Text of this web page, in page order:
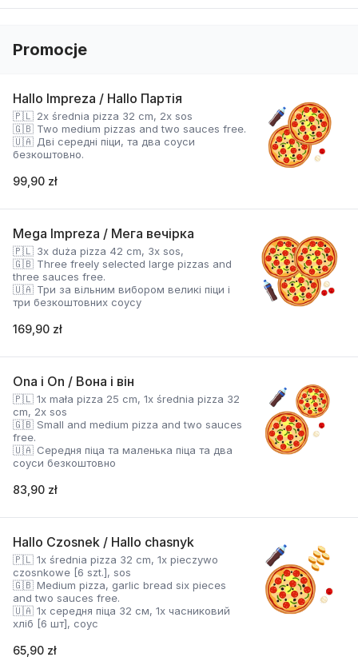
Promocje
Hallo Impreza / Hallo Партія
🇵🇱 2x średnia pizza 32 cm, 2x sos
🇬🇧 Two medium pizzas and two sauces free.
🇺🇦 Дві середні піци, та два соуси
безкоштовно.
99,90 zł
Mega Impreza / Мега вечірка
🇵🇱 3x duża pizza 42 cm, 3x sos,
🇬🇧 Three freely selected large pizzas and
three sauces free.
🇺🇦 Три за вільним вибором великі піци і
три безкоштовних соусу
169,90 zł
Ona i On / Вона і він
🇵🇱 1x mała pizza 25 cm, 1x średnia pizza 32
cm, 2x sos
🇬🇧 Small and medium pizza and two sauces
free.
🇺🇦 Середня піца та маленька піца та два
соуси безкоштовно
83,90 zł
Hallo Czosnek / Hallo chasnyk
🇵🇱 1x średnia pizza 32 cm, 1x pieczywo
czosnkowe [6 szt.], sos
🇬🇧 Medium pizza, garlic bread six pieces
and two sauces free.
🇺🇦 1x середня піца 32 см, 1x часниковий
хліб [6 шт], соус
65,90 zł